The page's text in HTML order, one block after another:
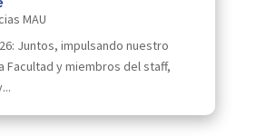
MAU
Juntos, impulsando nuestro
Facultad y miembros del staff,